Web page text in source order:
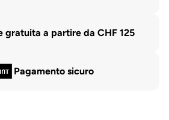
gratuita a partire da CHF 125
Pagamento sicuro